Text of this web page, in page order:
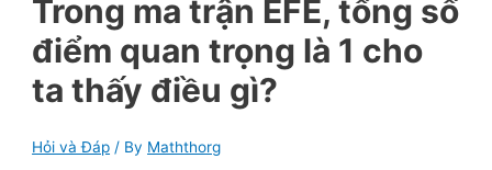
Trong ma trận EFE, tổng số
điểm quan trọng là 1 cho
ta thấy điều gì?
Hỏi và Đáp / By Maththorg